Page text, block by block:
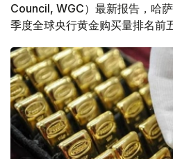
Council, WGC）最新报告，哈
季度全球央行黄金购买量排名前